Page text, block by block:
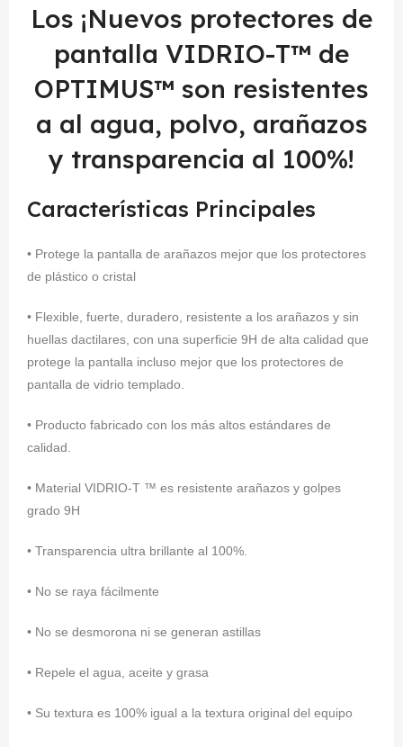
Los ¡Nuevos protectores de
pantalla VIDRIO-T™ de
OPTIMUS™ son resistentes
a al agua, polvo, arañazos
y transparencia al 100%!
Características Principales
• Protege la pantalla de arañazos mejor que los protectores
de plástico o cristal
• Flexible, fuerte, duradero, resistente a los arañazos y sin
huellas dactilares, con una superficie 9H de alta calidad que
protege la pantalla incluso mejor que los protectores de
pantalla de vidrio templado.
• Producto fabricado con los más altos estándares de
calidad.
• Material VIDRIO-T ™ es resistente arañazos y golpes
grado 9H
• Transparencia ultra brillante al 100%.
• No se raya fácilmente
• No se desmorona ni se generan astillas
• Repele el agua, aceite y grasa
• Su textura es 100% igual a la textura original del equipo